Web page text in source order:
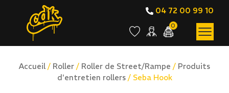
04 72 00 99 10
0
Accueil / Roller / Roller de Street/Rampe / Produits
d'entretien rollers/ Seba Hook